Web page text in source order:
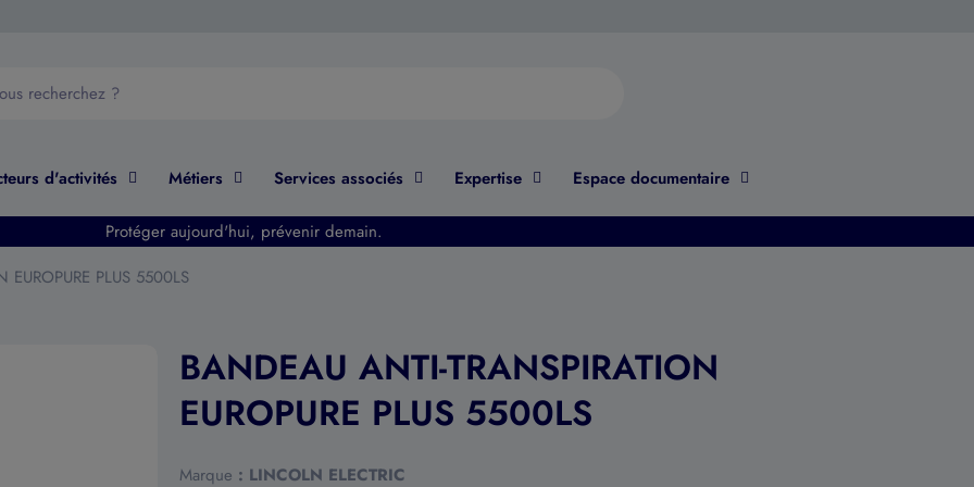
d'activités Métiers Services associés Expertise Espace documentaire
Protéger aujourd'hui, prévenir demain.
EUROPURE PLUS 5500LS
BANDEAU ANTI-TRANSPIRATION
EUROPURE PLUS 5500LS
Marque : LINCOLN ELECTRIC